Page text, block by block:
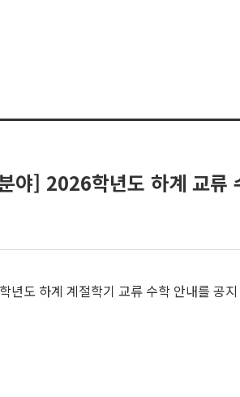
야] 2026학년도 하계 교류
년도 하계 계절학기 교류 수학 안내를 공